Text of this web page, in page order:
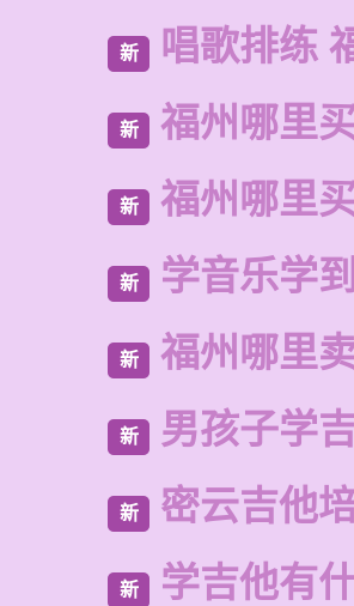
新 唱歌排练
新 福州哪里
新 福州哪里
新 学音乐学
新 福州哪里
新 男孩子学
新 密云吉他培
新 学吉他有